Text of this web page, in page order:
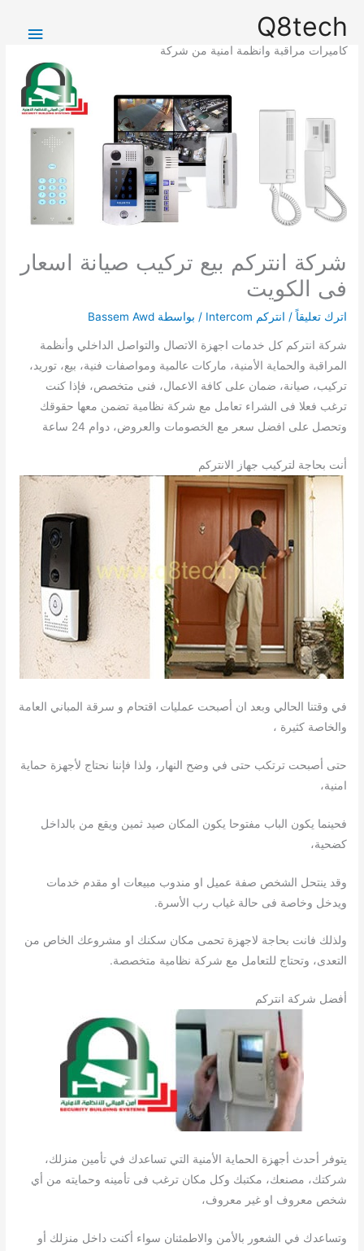
المحتوى
Q8tech
كاميرات مراقبة وانظمة امنية من شركة
شركة انتركم بيع تركيب صيانة اسعار
فى الكويت
اترك تعليقاً / انتركم Intercom / بواسطة Bassem Awd
شركة انتركم كل خدمات اجهزة الاتصال والتواصل الداخلي وأنظمة
المراقبة والحماية الأمنية، ماركات عالمية ومواصفات فنية، بيع، توريد،
تركيب، صيانة، ضمان على كافة الاعمال، فنى متخصص، فإذا كنت
ترغب فعلا فى الشراء تعامل مع شركة نظامية تضمن معها حقوقك
وتحصل على افضل سعر مع الخصومات والعروض، دوام 24 ساعة
أنت بحاجة لتركيب جهاز الانتركم
في وقتنا الحالي وبعد ان أصبحت عمليات اقتحام و سرقة المباني العامة
والخاصة كثيرة ،
حتى أصبحت ترتكب حتى في وضح النهار، ولذا فإننا نحتاج لأجهزة حماية
امنية،
فحينما يكون الباب مفتوحا يكون المكان صيد ثمين ويقع من بالداخل
كضحية،
وقد ينتحل الشخص صفة عميل او مندوب مبيعات او مقدم خدمات
ويدخل وخاصة فى حالة غياب رب الأسرة.
ولذلك فانت بحاجة لاجهزة تحمى مكان سكنك او مشروعك الخاص من
التعدى، وتحتاج للتعامل مع شركة نظامية متخصصة.
أفضل شركة انتركم
يتوفر أحدث أجهزة الحماية الأمنية التي تساعدك في تأمين منزلك،
شركتك، مصنعك، مكتبك وكل مكان ترغب فى تأمينه وحمايته من أي
شخص معروف او غير معروف،
وتساعدك في الشعور بالأمن والاطمئنان سواء أكنت داخل منزلك أو